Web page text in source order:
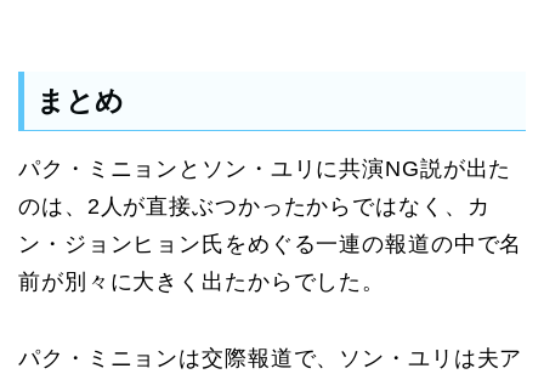
まとめ
パク・ミニョンとソン・ユリに共演NG説が出た
のは、2人が直接ぶつかったからではなく、カ
ン・ジョンヒョン氏をめぐる一連の報道の中で名
前が別々に大きく出たからでした。
パク・ミニョンは交際報道で、ソン・ユリは夫ア